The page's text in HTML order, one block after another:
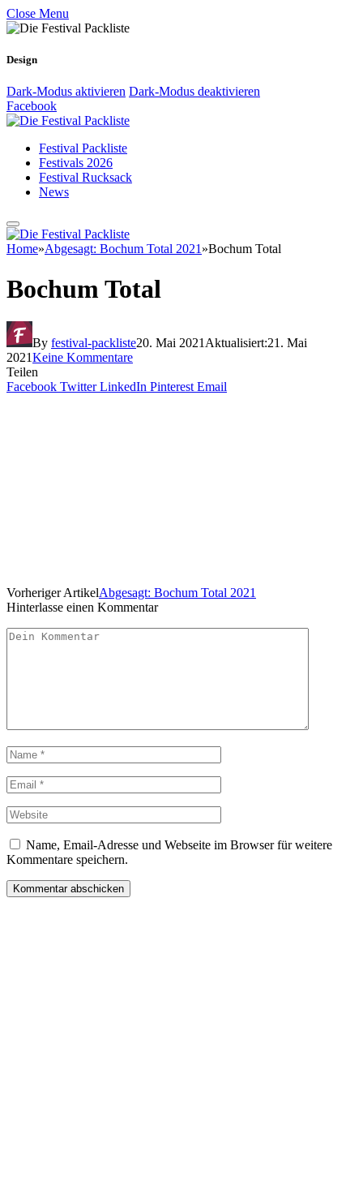
Close Menu
Design
Dark-Modus aktivieren Dark-Modus deaktivieren
Facebook
Festival Packliste
Festivals 2026
Festival Rucksack
News
Home»Abgesagt: Bochum Total 2021 »Bochum Total
Bochum Total
By festival-packliste20. Mai 2021 Aktualisiert:21. Mai
2021Keine Kommentare
Teilen
Facebook Twitter LinkedIn Pinterest Email
Vorheriger ArtikelAbgesagt: Bochum Total 2021
Hinterlasse einen Kommentar
Name, Email-Adresse und Webseite im Browser für weitere
Kommentare speichern.